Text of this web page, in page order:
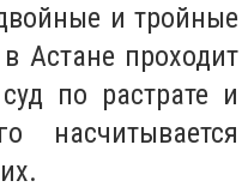
и тройные
Астане проходит
по растрате и
насчитывается